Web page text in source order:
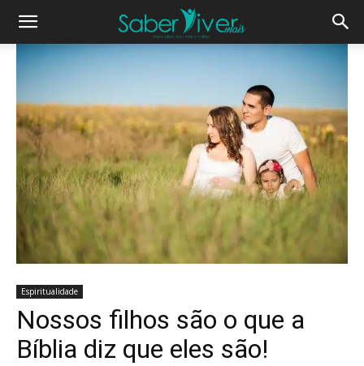
Espiritualidade
Nossos filhos são o que a
Bíblia diz que eles são!